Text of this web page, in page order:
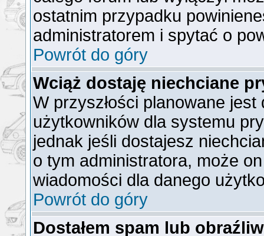
ostatnim przypadku
administratorem i spytać o
Powrót do góry
Wciąż dostaję niechciane
W przyszłości planowane
użytkowników dla systemu
jednak jeśli dostajesz
o tym administratora, może
wiadomości dla danego
Powrót do góry
Dostałem spam lub